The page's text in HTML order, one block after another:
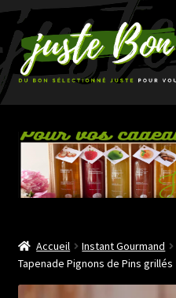
Aller
à
la
navigation
Aller
au
contenu
Accueil
Boutique
Accueil Instant Gourmand
Tapenade Pignons de Pins grillés